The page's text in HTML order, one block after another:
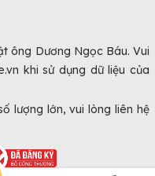
ông Dương Ngọc Báu. Vui
khi sử dụng dữ liệu của
lượng lớn, vui lòng liên hệ